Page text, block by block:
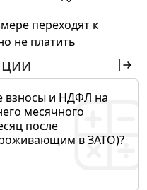
переходят к
не платить
взносы и НДФЛ на
месячного
после
в ЗАТО)?